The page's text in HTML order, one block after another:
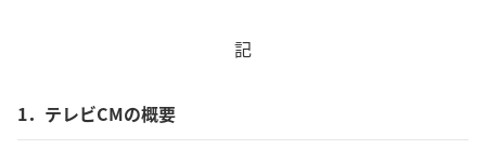
記
1．テレビCMの概要